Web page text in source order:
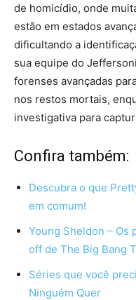
de homicídio, onde
estão em estados
dificultando a
sua equipe do
forenses avançadas
nos restos mortais,
investigativa para
Confira também:
Descubra o que
em comum!
Young Sheldon – Os
off de The Big Bang
Séries que você
Ninguém Quer